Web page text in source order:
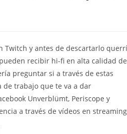
Twitch y antes de descartarlo
recibir hi-fi en alta calidad de
preguntar si a través de estas
de trabajo que te va a dar
Unverblümt, Periscope y
a través de vídeos en